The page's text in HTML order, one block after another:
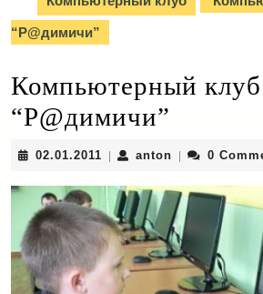
“Р@димичи”
Компьютерный клуб
“Р@димичи”
02.01.2011 02.01.2011
anton anton0